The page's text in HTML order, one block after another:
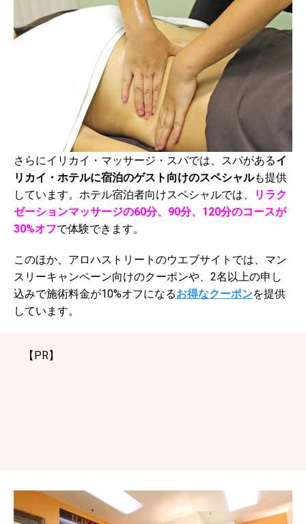
さらにイリカイ・マッサージ・スパでは、スパがあるイ
リカイ・ホテルに宿泊のゲスト向けのスペシャルも提供
しています。ホテル宿泊者向けスペシャルでは、
リラク
ゼーションマッサージの60分、90分、120分のコースが
30%オフで体験できます。
このほか、アロハストリートのウエブサイトでは、マン
スリーキャンペーン向けのクーポンや、2名以上の申し
込みで施術料金が10%オフになるお得なクーポンを提供
しています。
【PR】